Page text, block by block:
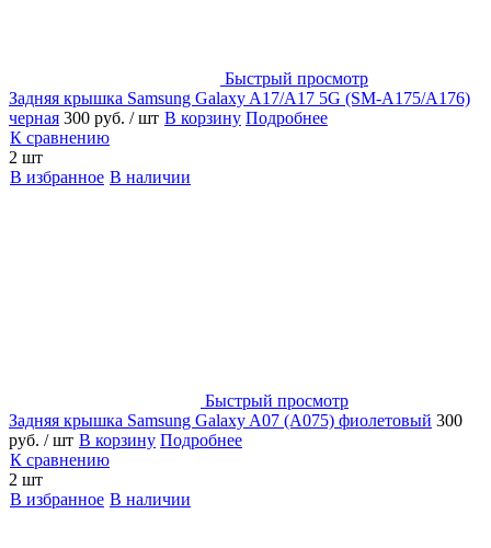
Быстрый просмотр
Задняя крышка Samsung Galaxy A17/A17 5G (SM-A175/A176)
черная 300 руб. / шт В корзину Подробнее
К сравнению
2 шт
В избранное В наличии
Быстрый просмотр
Задняя крышка Samsung Galaxy A07 (A075) фиолетовый 300
руб. / шт В корзину Подробнее
К сравнению
2 шт
В избранное В наличии